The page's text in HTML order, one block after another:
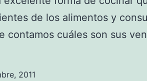
de los alimentos y
contamos cuáles son sus
2011